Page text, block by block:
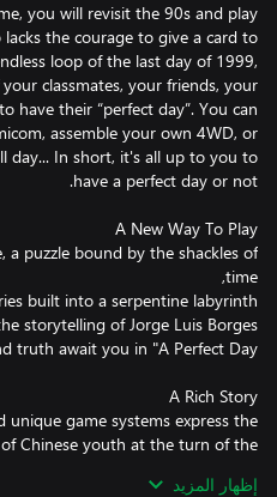
you will revisit the 90s and play
the courage to give a card to
loop of the last day of 1999,
classmates, your friends, your
have their “perfect day”. You can
assemble your own 4WD, or
day... In short, it's all up to you to
a puzzle bound by the shackles of
unique game systems express the
Chinese youth at the turn of the
إظهار المزيد